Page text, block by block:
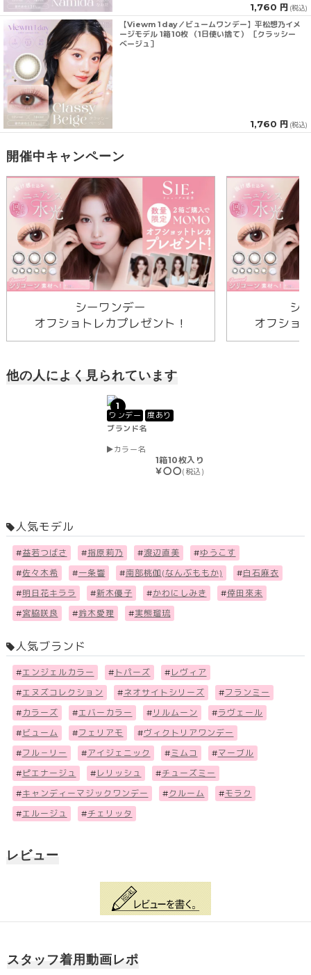
1,760 円 (税込)
【Viewm 1day／ビュームワンデー】平松想乃イメ
ージモデル 1箱10枚 （1日使い捨て） ［クラッシー
べージュ］
1,760 円 (税込)
開催中キャンペーン
シーワンデー
オフショトレカプレゼント！
シ
オフショ
他の人によく見られています
1
ワンデー
度あり
ブランド名
カラー名
1箱10枚入り
￥〇〇(税込)
人気モデル
#益若つばさ #指原莉乃 #渡辺直美 #ゆうこす
#佐々木希 #一条響 #南部桃伽(なんぶももか) #白石麻衣
#明日花キララ #新木優子 #かわにしみき #倖田來未
#宮脇咲良 #鈴木愛理 #実熊瑠琉
人気ブランド
#エンジェルカラー # トパーズ # レヴィア
#エヌズコレクション #ネオサイトシリーズ #フランミー
# カラーズ #エバーカラー # リルムーン #ラヴェール
# ビューム #フェリアモ #ヴィクトリアワンデー
#フル－リー #アイジェニック #ミムコ #マーブル
# ピエナージュ # レリッシュ #チューズミー
#キャンディーマジックワンデー #クルーム #モラク
#エルージュ #チェリッタ
レビュー
スタッフ着用動画レポ